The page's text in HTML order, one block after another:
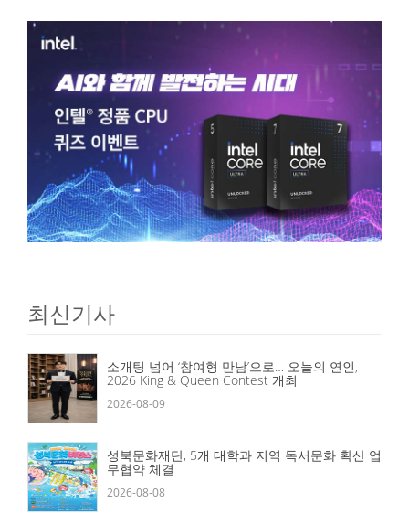
최신기사
소개팅 넘어 ‘참여형 만남’으로… 오늘의 연인,
2026 King & Queen Contest 개최
2026-08-09
성북문화재단, 5개 대학과 지역 독서문화 확산 업
무협약 체결
2026-08-08